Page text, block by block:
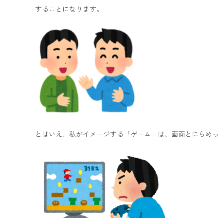
することになります。
とはいえ、私がイメージする「ゲーム」は、画面とにらめ